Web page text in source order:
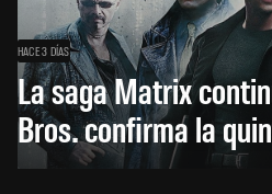
HACE 3 DÍAS
La saga Matrix
Bros. confirma la